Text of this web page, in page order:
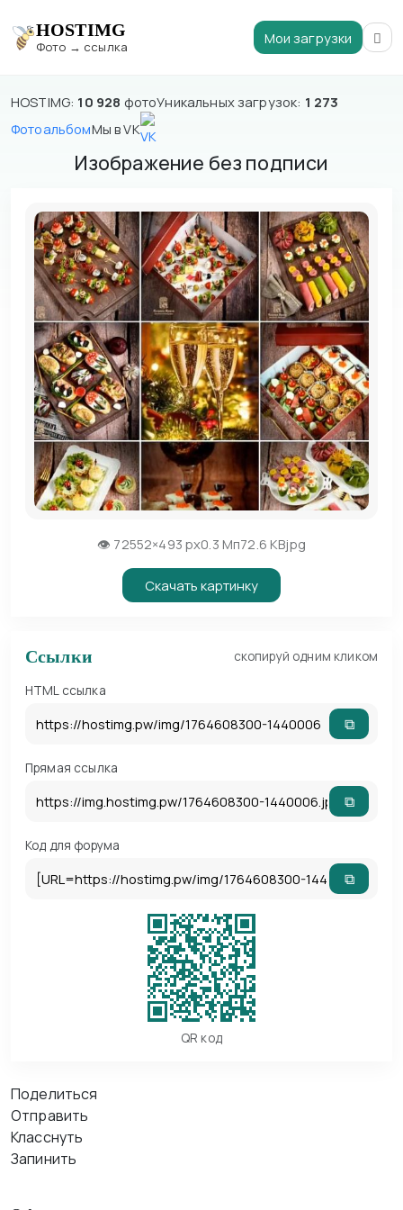
HOSTIMG
Фото → ссылка
Мои загрузки
HOSTIMG: 10 928 фотоУникальных загрузок: 1 273
ФотоальбомМы в VK
Изображение без подписи
👁 72552×493 px0.3 Мп72.6 KBjpg
Скачать картинку
Ссылки скопируй одним кликом
HTML ссылка
⧉
Прямая ссылка
⧉
Код для форума
⧉
QR код
Поделиться
Отправить
Класснуть
Запинить